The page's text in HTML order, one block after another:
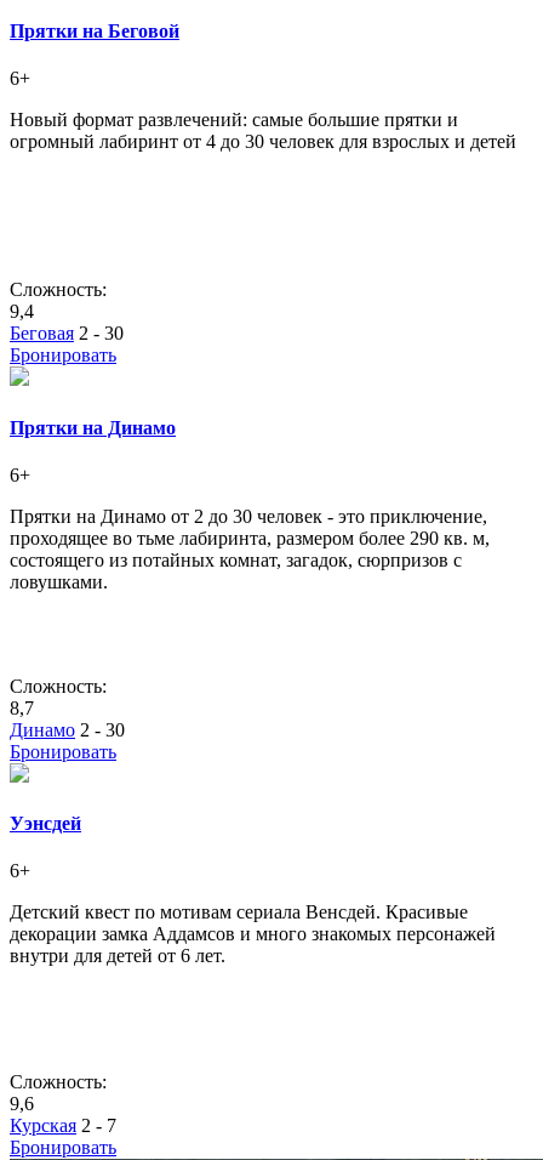
Прятки на Беговой
6+
Новый формат развлечений: самые большие прятки и
огромный лабиринт от 4 до 30 человек для взрослых и детей
Сложность:
9,4
Беговая 2 - 30
Бронировать
Прятки на Динамо
6+
Прятки на Динамо от 2 до 30 человек - это приключение,
проходящее во тьме лабиринта, размером более 290 кв. м,
состоящего из потайных комнат, загадок, сюрпризов с
ловушками.
Сложность:
8,7
Динамо 2 - 30
Бронировать
Уэнсдей
6+
Детский квест по мотивам сериала Венсдей. Красивые
декорации замка Аддамсов и много знакомых персонажей
внутри для детей от 6 лет.
Сложность:
9,6
Курская 2 - 7
Бронировать